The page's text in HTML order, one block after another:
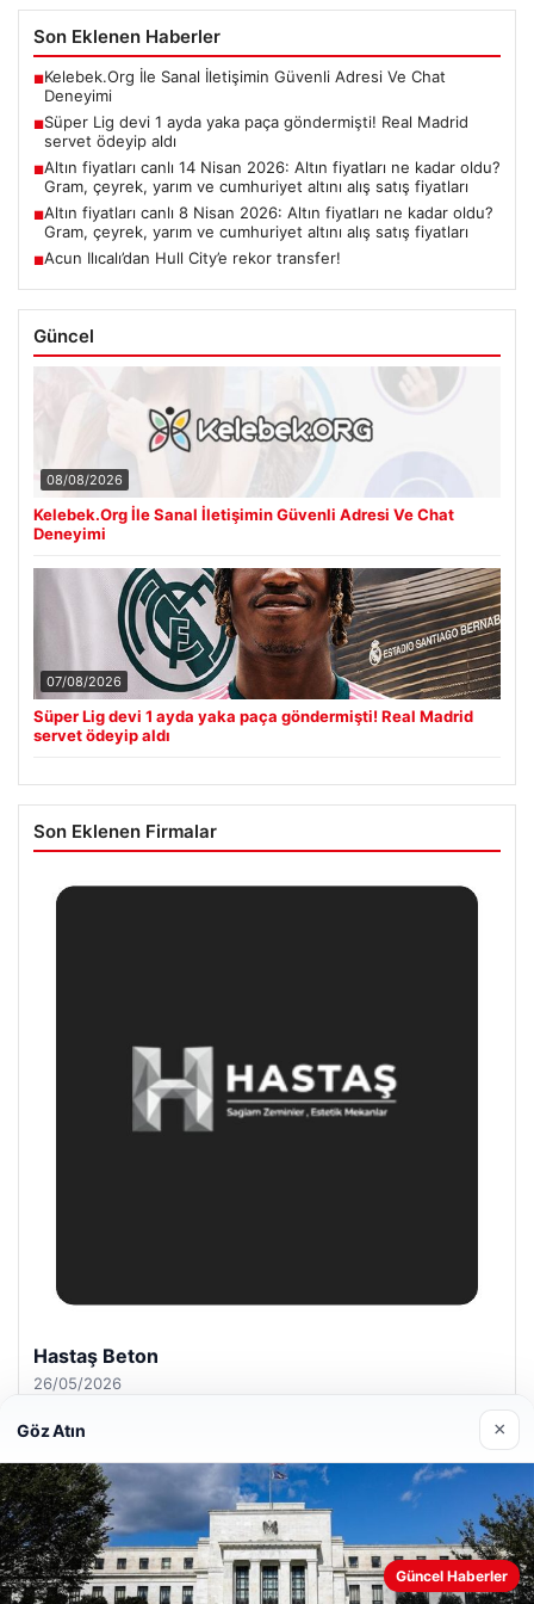
Son Eklenen Haberler
■Kelebek.Org İle Sanal İletişimin Güvenli Adresi Ve Chat
Deneyimi
■Süper Lig devi 1 ayda yaka paça göndermişti! Real Madrid
servet ödeyip aldı
■Altın fiyatları canlı 14 Nisan 2026: Altın fiyatları ne kadar oldu?
Gram, çeyrek, yarım ve cumhuriyet altını alış satış fiyatları
■Altın fiyatları canlı 8 Nisan 2026: Altın fiyatları ne kadar oldu?
Gram, çeyrek, yarım ve cumhuriyet altını alış satış fiyatları
■Acun Ilıcalı’dan Hull City’e rekor transfer!
Güncel
08/08/2026
Kelebek.Org İle Sanal İletişimin Güvenli Adresi Ve Chat
Deneyimi
07/08/2026
Süper Lig devi 1 ayda yaka paça göndermişti! Real Madrid
servet ödeyip aldı
Son Eklenen Firmalar
Hastaş Beton
26/05/2026
© 2026 Hasix.org – Güncel Haberler
Web sitemizi nasıl kullandığınızı daha iyi anlayabilmek,
Göz Atın ×
Güncel Haberler